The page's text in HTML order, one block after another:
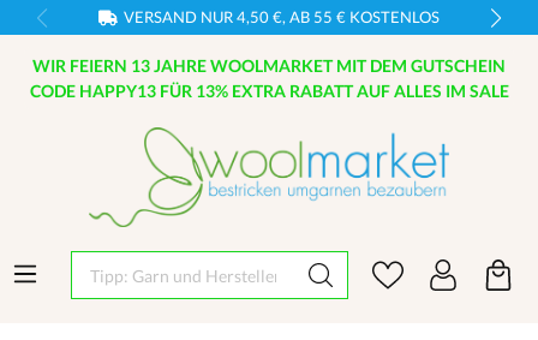
VERSAND NUR 4,50 €, AB 55 € KOSTENLOS
WIR FEIERN 13 JAHRE WOOLMARKET MIT DEM GUTSCHEIN
CODE HAPPY13 FÜR 13% EXTRA RABATT AUF ALLES IM SALE
Tipp: Garn und Hersteller eingeben